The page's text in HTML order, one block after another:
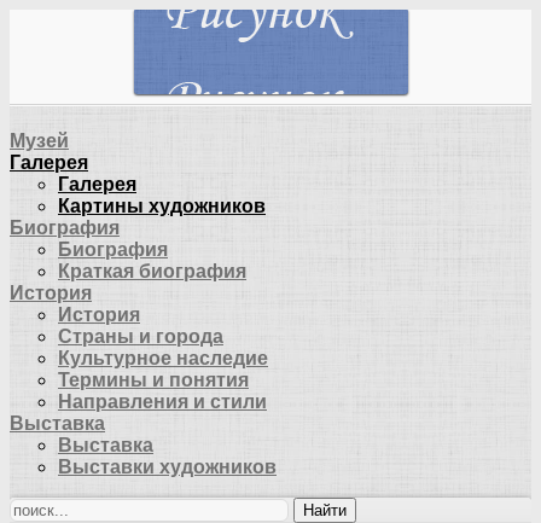
Музей
Галерея
Галерея
Картины художников
Биография
Биография
Краткая биография
История
История
Страны и города
Культурное наследие
Термины и понятия
Направления и стили
Выставка
Выставка
Выставки художников
Найти